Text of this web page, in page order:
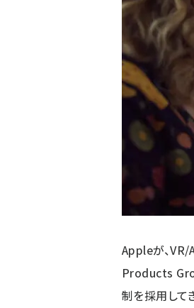
Appleが、VR/
Products
制を採用して